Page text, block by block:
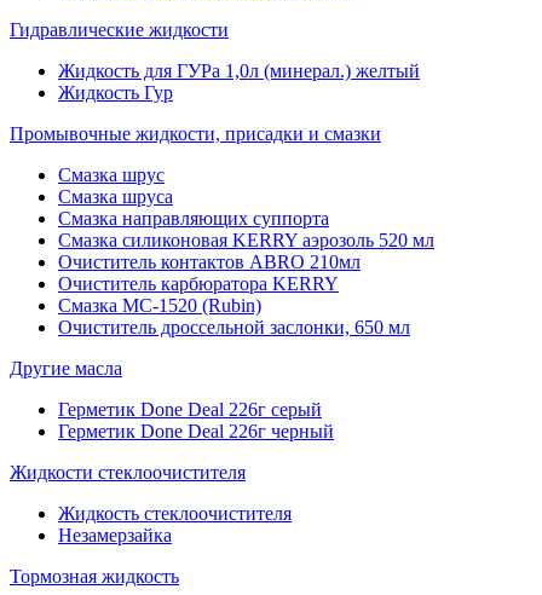
Гидравлические жидкости
Жидкость для ГУРа 1,0л (минерал.) желтый
Жидкость Гур
Промывочные жидкости, присадки и смазки
Смазка шрус
Смазка шруса
Смазка направляющих суппорта
Смазка силиконовая KERRY аэрозоль 520 мл
Очиститель контактов ABRO 210мл
Очиститель карбюратора KERRY
Смазка МС-1520 (Rubin)
Очиститель дроссельной заслонки, 650 мл
Другие масла
Герметик Done Deal 226г серый
Герметик Done Deal 226г черный
Жидкости стеклоочистителя
Жидкость стеклоочистителя
Незамерзайка
Тормозная жидкость